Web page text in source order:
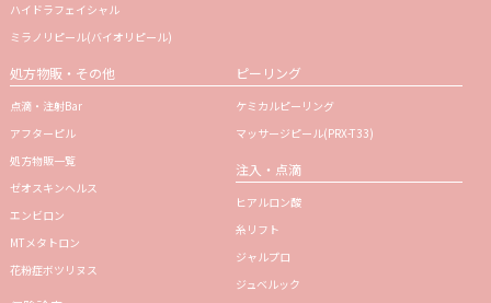
ハイドラフェイシャル
ミラノリピール(バイオリピール)
処方物販・その他
点滴・注射Bar
アフターピル
処方物販一覧
ゼオスキンヘルス
エンビロン
MTメタトロン
花粉症ボツリヌス
ピーリング
ケミカルピーリング
マッサージピール(PRX-T33)
注入・点滴
ヒアルロン酸
糸リフト
ジャルプロ
ジュベルック